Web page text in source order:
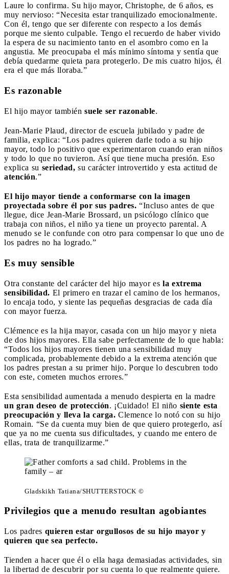
Laure lo confirma. Su hijo mayor, Christophe, de 6 años, es
muy nervioso: “Necesita estar tranquilizado emocionalmente.
Con él, tengo que ser diferente con respecto a los demás
porque me siento culpable. Tengo el recuerdo de haber vivido
la espera de su nacimiento tanto en el asombro como en la
angustia. Me preocupaba el más mínimo síntoma y sentía que
debía quedarme quieta para protegerlo. De mis cuatro hijos, él
era el que más lloraba.”
Es razonable
El hijo mayor también suele ser razonable.
Jean-Marie Plaud, director de escuela jubilado y padre de
familia, explica: “Los padres quieren darle todo a su hijo
mayor, todo lo positivo que experimentaron cuando eran niños
y todo lo que no tuvieron. Así que tiene mucha presión. Eso
explica su seriedad, su carácter introvertido y esta actitud de
atención.”
El hijo mayor tiende a conformarse con la imagen
proyectada sobre él por sus padres. “Incluso antes de que
llegue, dice Jean-Marie Brossard, un psicólogo clínico que
trabaja con niños, el niño ya tiene un proyecto parental. A
menudo se le confunde con otro para compensar lo que uno de
los padres no ha logrado.”
Es muy sensible
Otra constante del carácter del hijo mayor es la extrema
sensibilidad. El primero en trazar el camino de los hermanos,
lo encaja todo, y siente las pequeñas desgracias de cada día
con mayor fuerza.
Clémence es la hija mayor, casada con un hijo mayor y nieta
de dos hijos mayores. Ella sabe perfectamente de lo que habla:
“Todos los hijos mayores tienen una sensibilidad muy
complicada, probablemente debido a la extrema atención que
los padres prestan a su primer hijo. Porque lo descubren todo
con este, cometen muchos errores.”
Esta sensibilidad aumentada a menudo despierta en la madre
un gran deseo de protección. ¡Cuidado! El niño siente esta
preocupación y lleva la carga. Clemence lo notó con su hijo
Romain. “Se da cuenta muy bien de que quiero protegerlo, así
que ya no me cuenta sus dificultades, y cuando me entero de
ellas, trata de tranquilizarme.”
Gladskikh Tatiana/SHUTTERSTOCK ©
Privilegios que a menudo resultan agobiantes
Los padres quieren estar orgullosos de su hijo mayor y
quieren que sea perfecto.
Tienden a hacer que él o ella haga demasiadas actividades, sin
la libertad de descubrir por su cuenta lo que realmente quiere.